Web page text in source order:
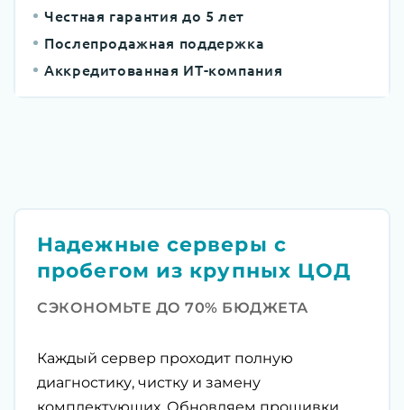
Честная гарантия до 5 лет
Послепродажная поддержка
Аккредитованная ИТ-компания
Надежные серверы с
пробегом из крупных ЦОД
СЭКОНОМЬТЕ ДО 70% БЮДЖЕТА
Каждый сервер проходит полную
диагностику, чистку и замену